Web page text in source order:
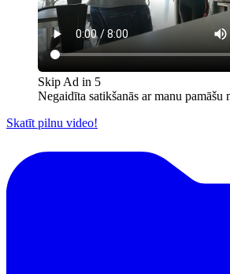
Skip Ad in 5
Negaidīta satikšanās ar manu pamāšu
Skatīt pilnu video!